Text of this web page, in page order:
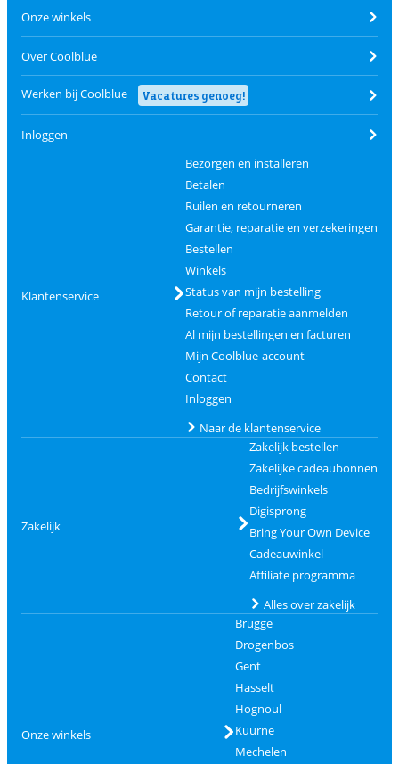
Onze winkels
Over Coolblue
Werken bij Coolblue Vacatures genoeg!
Inloggen
Klantenservice
Bezorgen en installeren
Betalen
Ruilen en retourneren
Garantie, reparatie en verzekeringen
Bestellen
Winkels
Status van mijn bestelling
Retour of reparatie aanmelden
Al mijn bestellingen en facturen
Mijn Coolblue-account
Contact
Inloggen
Naar de klantenservice
Zakelijk
Zakelijk bestellen
Zakelijke cadeaubonnen
Bedrijfswinkels
Digisprong
Bring Your Own Device
Cadeauwinkel
Affiliate programma
Alles over zakelijk
Onze winkels
Brugge
Drogenbos
Gent
Hasselt
Hognoul
Kuurne
Mechelen